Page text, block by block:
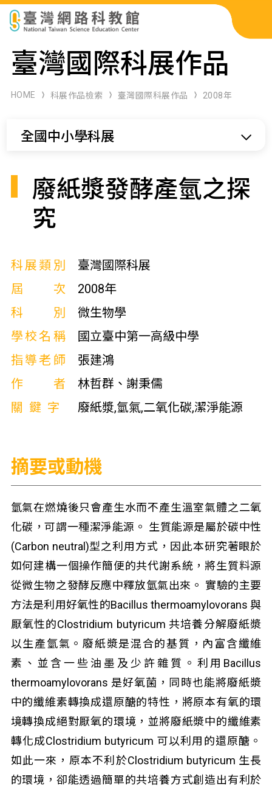
科展作品檢索
科學研習月刊
臺灣國際科展作品
HOME 科展作品檢索 臺灣國際科展作品 2008年
全國中小學科展
廢紙漿發酵產氫之探
究
科展類別
臺灣國際科展
屆次
2008年
科別
微生物學
學校名稱
國立臺中第一高級中學
指導老師
張建鴻
作者
林哲群、謝秉儒
關鍵字
廢紙漿,氫氣,二氧化碳,潔淨能源
摘要或動機
氫氣在燃燒後只會產生水而不產生溫室氣體之二氧
化碳，可謂一種潔淨能源。 生質能源是屬於碳中性
(Carbon neutral)型之利用方式，因此本研究著眼於
如何建構一個操作簡便的共代謝系統，將生質料源
從微生物之發酵反應中釋放氫氣出來。 實驗的主要
方法是利用好氧性的Bacillus thermoamylovorans 與
厭氧性的Clostridium butyricum 共培養分解廢紙漿
以生產氫氣。廢紙漿是混合的基質，內富含纖維
素、並含一些油墨及少許雜質。利用Bacillus
thermoamylovorans 是好氧菌，同時也能將廢紙漿
中的纖維素轉換成還原醣的特性，將原本有氧的環
境轉換成絕對厭氧的環境，並將廢紙漿中的纖維素
轉化成Clostridium butyricum 可以利用的還原醣。
如此一來，原本不利於Clostridium butyricum 生長
的環境，卻能透過簡單的共培養方式創造出有利於